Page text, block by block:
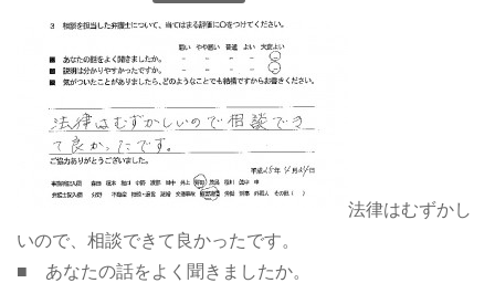
法律はむずかし
いので、相談できて良かったです。
■ あなたの話をよく聞きましたか。